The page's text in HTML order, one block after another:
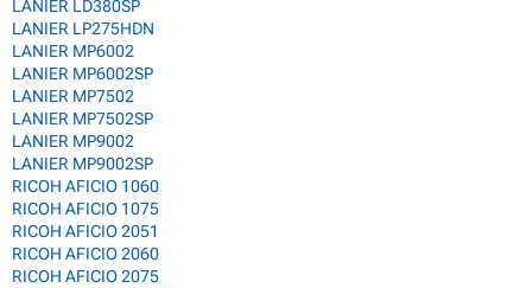
LANIER LD380SP
LANIER LP275HDN
LANIER MP6002
LANIER MP6002SP
LANIER MP7502
LANIER MP7502SP
LANIER MP9002
LANIER MP9002SP
RICOH AFICIO 1060
RICOH AFICIO 1075
RICOH AFICIO 2051
RICOH AFICIO 2060
RICOH AFICIO 2075